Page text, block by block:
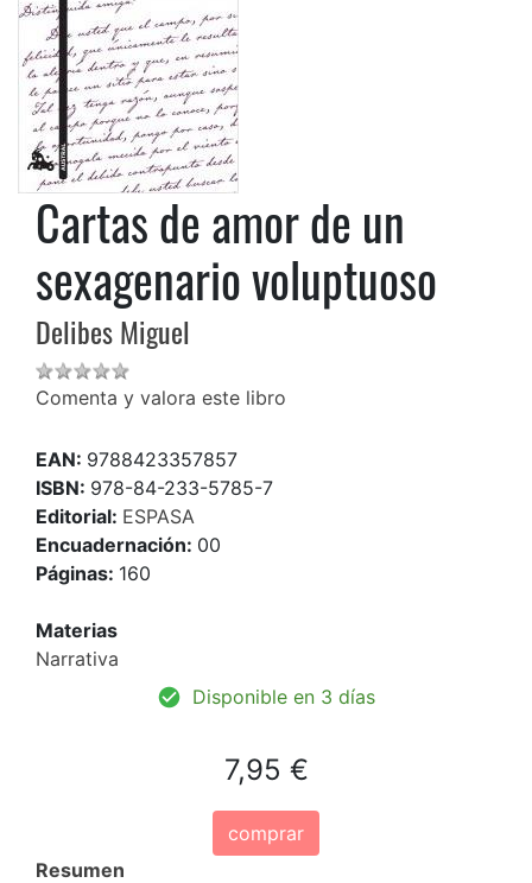
Cartas de amor de un
sexagenario voluptuoso
Delibes Miguel
Comenta y valora este libro
EAN: 9788423357857
ISBN: 978-84-233-5785-7
Editorial: ESPASA
Encuadernación: 00
Páginas: 160
Materias
Narrativa
Disponible en 3 días
7,95 €
comprar
Resumen